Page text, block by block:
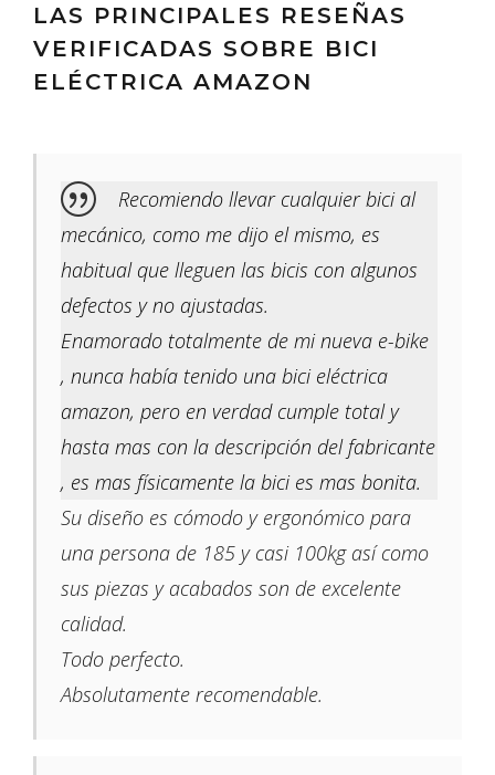
LAS PRINCIPALES RESEÑAS
VERIFICADAS SOBRE BICI
ELÉCTRICA AMAZON
Recomiendo llevar cualquier bici al
mecánico, como me dijo el mismo, es
habitual que lleguen las bicis con algunos
defectos y no ajustadas.
Enamorado totalmente de mi nueva e-bike
, nunca había tenido una bici eléctrica
amazon, pero en verdad cumple total y
hasta mas con la descripción del fabricante
, es mas físicamente la bici es mas bonita.
Su diseño es cómodo y ergonómico para
una persona de 185 y casi 100kg así como
sus piezas y acabados son de excelente
calidad.
Todo perfecto.
Absolutamente recomendable.